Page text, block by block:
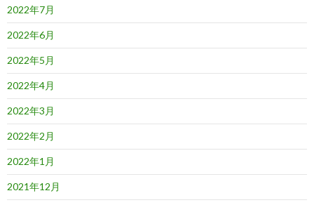
2022年7月
2022年6月
2022年5月
2022年4月
2022年3月
2022年2月
2022年1月
2021年12月